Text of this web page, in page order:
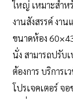
ใหญ่ เหมาะสำห
งานสังสรรค์ งา
ขนาดห้อง
นั่ง สามารถปรับ
ต้องการ บริการ
โปรเจคเตอร์ จ